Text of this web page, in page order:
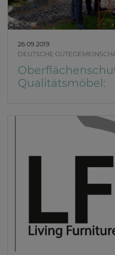
26.09.2019
DEUTSCHE
Qualitätsmöbel: